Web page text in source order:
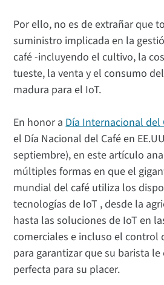
Por ello, no es de extrañar que
suministro implicada en la
café -incluyendo el cultivo, la
tueste, la venta y el consumo
madura para el IoT.
En honor a Día Internacional del
el Día Nacional del Café en
septiembre), en este artículo
múltiples formas en que el
mundial del café utiliza los
tecnologías de IoT , desde la
hasta las soluciones de IoT en
comerciales e incluso el control
para garantizar que su barista
perfecta para su placer.